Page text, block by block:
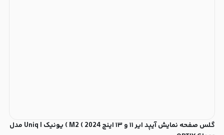
گلس صفحه نمایش آیپد ایر ۱۱ و ۱۳ اینچ M2 ( 2024 ) یونیک | Uniq مدل